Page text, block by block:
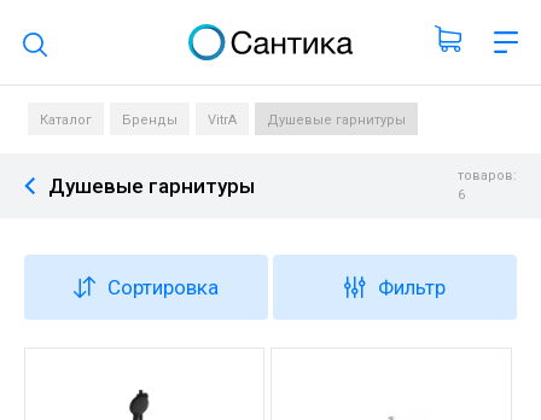
Поиск по каталогу
Каталог Бренды VitrA Душевые гарнитуры
Душевые гарнитуры
товаров:
6
Сортировка Фильтр